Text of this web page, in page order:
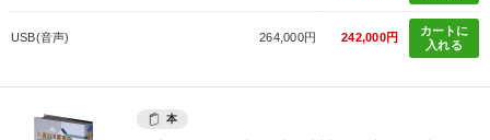
2025年春季全国経営者セミナー収録講演ＣＤ・講演ＤＶＤ・デジ
タル版（音声／動画ストリーミング・ダウンロード）
USB(音声) 264,000円 242,000円
カートに
入れる
本